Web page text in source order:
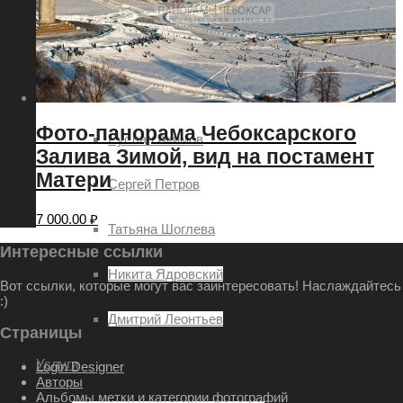
Евгений Шаров
Наталия Овсянникова
Роман Петров
Руслан Акимов
Сергей Петров
Татьяна Шоглева
Никита Ядровский
Дмитрий Леонтьев
Услуги
Фото-панорама Чебоксарского
Залива Зимой, вид на постамент
Матери
7 000.00 ₽
Интересные ссылки
Вот ссылки, которые могут вас заинтересовать! Наслаждайтесь
:)
Страницы
Login Designer
Авторы
Альбомы метки и категории фотографий